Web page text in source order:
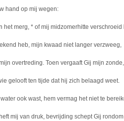
hand op mij wegen:
het merg, * of mij midzomerhitte verschroeid
heb, mijn kwaad niet langer verzweeg,
overtreding. Toen vergaaft Gij mijn
gelooft ten tijde dat hij zich belaagd weet.
ook wast, hem vermag het niet te
mij van druk, bevrijding schept Gij